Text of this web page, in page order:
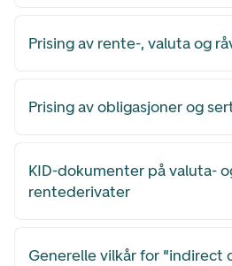
Prising av rente-, valuta og
Prising av obligasjoner og
KID-dokumenter på valuta-
rentederivater
Generelle vilkår for "indirect